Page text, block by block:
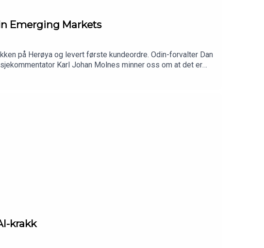
Emerging Markets
på Herøya og levert første kundeordre. Odin-forvalter Dan
Karl Johan Molnes minner oss om at det er
krakk